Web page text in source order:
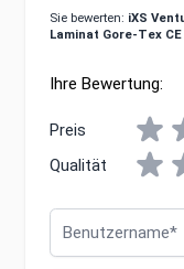
Sie bewerten: iXS
Laminat Gore-Tex
Ihre Bewertung:
Preis
Qualität